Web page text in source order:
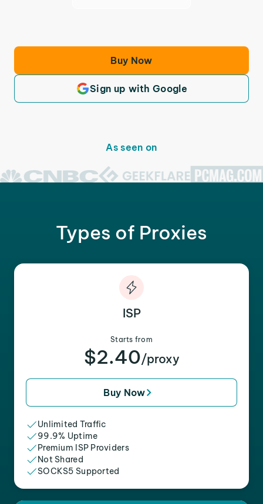
Buy Now
Sign up with Google
As seen on
Types of Proxies
ISP
Starts from
$2.40/proxy
Buy Now
Unlimited Traffic
99.9% Uptime
Premium ISP Providers
Not Shared
SOCKS5 Supported